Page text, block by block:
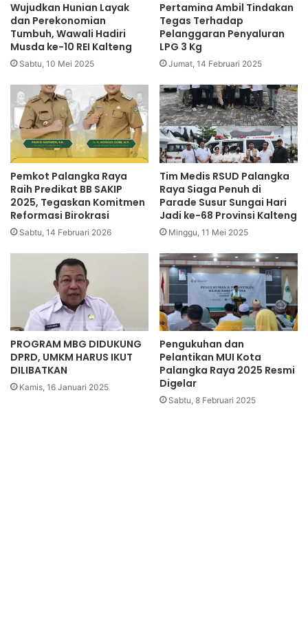
Wujudkan Hunian Layak
dan Perekonomian
Tumbuh, Wawali Hadiri
Musda ke-10 REI Kalteng
Sabtu, 10 Mei 2025
Pertamina Ambil Tindakan
Tegas Terhadap
Pelanggaran Penyaluran
LPG 3 Kg
Jumat, 14 Februari 2025
Pemkot Palangka Raya
Raih Predikat BB SAKIP
2025, Tegaskan Komitmen
Reformasi Birokrasi
Sabtu, 14 Februari 2026
Tim Medis RSUD Palangka
Raya Siaga Penuh di
Parade Susur Sungai Hari
Jadi ke-68 Provinsi Kalteng
Minggu, 11 Mei 2025
PROGRAM MBG DIDUKUNG
DPRD, UMKM HARUS IKUT
DILIBATKAN
Kamis, 16 Januari 2025
Pengukuhan dan
Pelantikan MUI Kota
Palangka Raya 2025 Resmi
Digelar
Sabtu, 8 Februari 2025